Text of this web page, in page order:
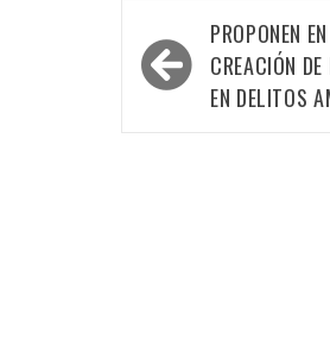
Navegación
de
entradas
PROPONEN
CREACIÓN
EN DELITOS